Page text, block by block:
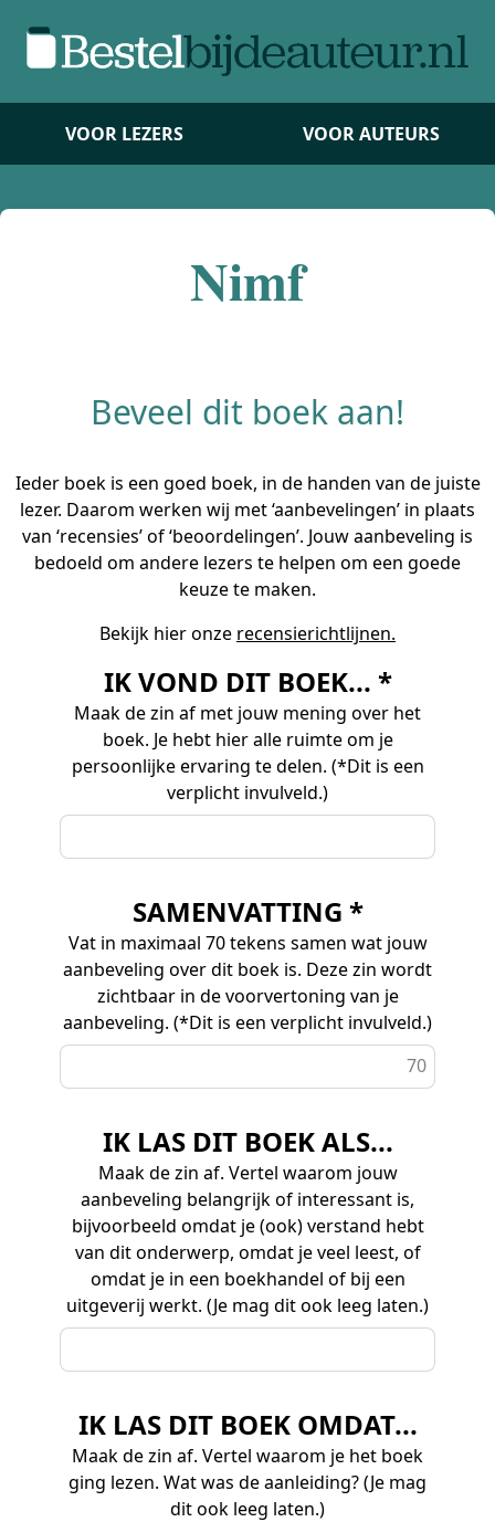
VOOR LEZERS VOOR AUTEURS
Nimf
Beveel dit boek aan!
Ieder boek is een goed boek, in de handen van de juiste
lezer. Daarom werken wij met ‘aanbevelingen’ in plaats
van ‘recensies’ of ‘beoordelingen’. Jouw aanbeveling is
bedoeld om andere lezers te helpen om een goede
keuze te maken.
Bekijk hier onze recensierichtlijnen.
IK VOND DIT BOEK... *
Maak de zin af met jouw mening over het
boek. Je hebt hier alle ruimte om je
persoonlijke ervaring te delen. (*Dit is een
verplicht invulveld.)
SAMENVATTING *
Vat in maximaal 70 tekens samen wat jouw
aanbeveling over dit boek is. Deze zin wordt
zichtbaar in de voorvertoning van je
aanbeveling. (*Dit is een verplicht invulveld.)
70
IK LAS DIT BOEK ALS...
Maak de zin af. Vertel waarom jouw
aanbeveling belangrijk of interessant is,
bijvoorbeeld omdat je (ook) verstand hebt
van dit onderwerp, omdat je veel leest, of
omdat je in een boekhandel of bij een
uitgeverij werkt. (Je mag dit ook leeg laten.)
IK LAS DIT BOEK OMDAT...
Maak de zin af. Vertel waarom je het boek
ging lezen. Wat was de aanleiding? (Je mag
dit ook leeg laten.)